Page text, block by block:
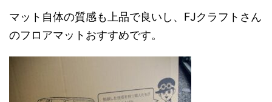
マット自体の質感も上品で良いし、FJクラフトさん
のフロアマットおすすめです。